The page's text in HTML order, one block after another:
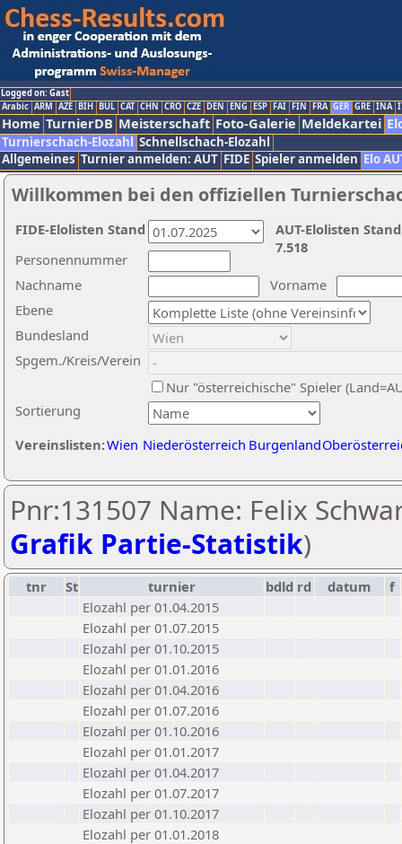
Logged on: Gast
Arabic ARM AZE BIH BUL CAT CHN CRO CZE DEN ENG ESP FAI FIN FRA GER GRE INA
Home TurnierDB Meisterschaft Foto-Galerie Meldekartei
Turnierschach-Elozahl Schnellschach-Elozahl
Allgemeines Turnier anmelden: AUT FIDE Spieler anmelden Elo
Willkommen bei den offiziellen
Nachname
Vorname
Ebene
Sortierung
Personennummer
Bundesland
Spgem./Kreis/Verein
Nur "österreichische" Spieler
Vereinslisten:Wien Niederösterreich Burgenland
AUT-Elolisten
7.518
FIDE-Elolisten Stand
Pnr:131507 Name: Felix
Grafik Partie-Statistik)
tnr St turnier bdld rd datum
f
Elozahl per 01.04.2015
Elozahl per 01.07.2015
Elozahl per 01.10.2015
Elozahl per 01.01.2016
Elozahl per 01.04.2016
Elozahl per 01.07.2016
Elozahl per 01.10.2016
Elozahl per 01.01.2017
Elozahl per 01.04.2017
Elozahl per 01.07.2017
Elozahl per 01.10.2017
Elozahl per 01.01.2018